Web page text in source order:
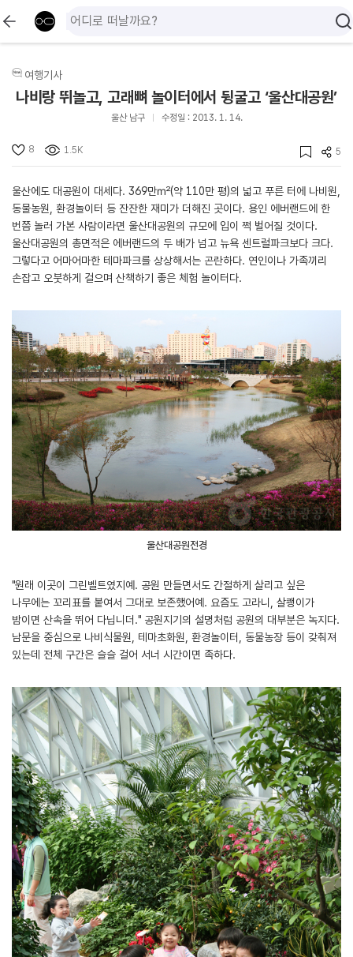
여행기사
나비랑 뛰놀고, 고래뼈 놀이터에서 뒹굴고 ‘울산대공원’
울산 남구 수정일 : 2013. 1. 14.
8 1.5K 5
울산에도 대공원이 대세다. 369만㎡(약 110만 평)의 넓고 푸른 터에 나비원,
동물농원, 환경놀이터 등 잔잔한 재미가 더해진 곳이다. 용인 에버랜드에 한
번쯤 놀러 가본 사람이라면 울산대공원의 규모에 입이 쩍 벌어질 것이다.
울산대공원의 총면적은 에버랜드의 두 배가 넘고 뉴욕 센트럴파크보다 크다.
그렇다고 어마어마한 테마파크를 상상해서는 곤란하다. 연인이나 가족끼리
손잡고 오붓하게 걸으며 산책하기 좋은 체험 놀이터다.
울산대공원전경
"원래 이곳이 그린벨트였지예. 공원 만들면서도 간절하게 살리고 싶은
나무에는 꼬리표를 붙여서 그대로 보존했어예. 요즘도 고라니, 살쾡이가
밤이면 산속을 뛰어 다닙니더." 공원지기의 설명처럼 공원의 대부분은 녹지다.
남문을 중심으로 나비식물원, 테마초화원, 환경놀이터, 동물농장 등이 갖춰져
있는데 전체 구간은 슬슬 걸어 서너 시간이면 족하다.